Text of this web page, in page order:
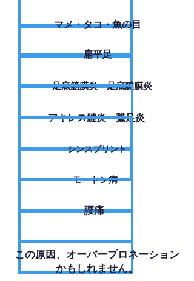
​マメ・タコ・魚の目
扁平足
足底筋膜炎・足底腱膜炎
アキレス腱炎・鵞足炎
シンスプリント
モートン病
腰痛
​この原因、オーバープロネーション
かもしれません。